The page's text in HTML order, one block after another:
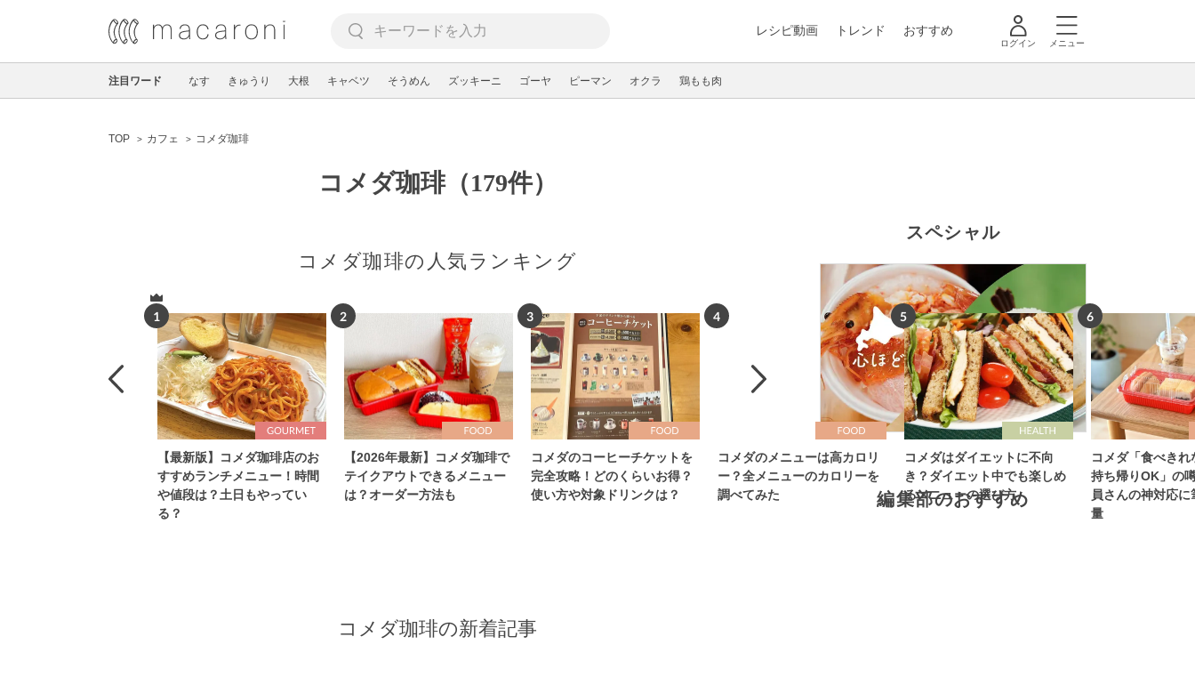
レシピ動画 トレンド おすすめ
ログイン メニュー
注目ワード なす きゅうり 大根 キャベツ そうめん ズッキーニ ゴーヤ ピーマン オクラ 鶏もも肉
TOP カフェ コメダ珈琲
コメダ珈琲（179件）
コメダ珈琲の人気ランキング
1
【最新版】コメダ珈琲店のお
すすめランチメニュー！時間
や値段は？土日もやってい
る？
2
【2026年最新】コメダ珈琲で
テイクアウトできるメニュー
は？オーダー方法も
3
コメダのコーヒーチケットを
完全攻略！どのくらいお得？
使い方や対象ドリンクは？
4
コメダのメニューは高カロリ
ー？全メニューのカロリーを
調べてみた
5
コメダはダイエットに不向
き？ダイエット中でも楽しめ
るメニューの選び方
6
コメダ「食べきれ
持ち帰りOK」の
員さんの神対応に
量
コメダ珈琲の新着記事
スペシャル
編集部のおすすめ